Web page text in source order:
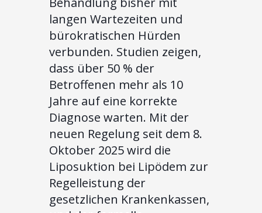
langen Wartezeiten und
bürokratischen Hürden
verbunden. Studien zeigen,
dass über 50 % der
Betroffenen mehr als 10
Jahre auf eine korrekte
Diagnose warten. Mit der
neuen Regelung seit dem 8.
Oktober 2025 wird die
Liposuktion bei Lipödem zur
Regelleistung der
gesetzlichen Krankenkassen,